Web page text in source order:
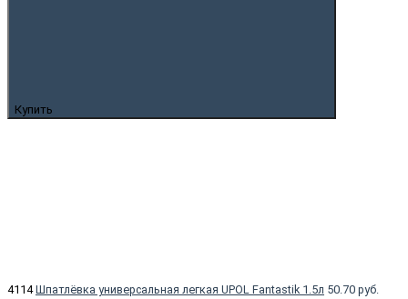
Купить
4114 Шпатлёвка универсальная легкая UPOL Fantastik 1.5л 50.70 руб.